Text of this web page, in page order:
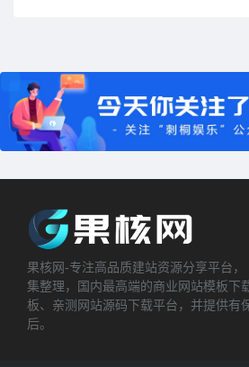
果核网-专注高品质建站资源分享平台
集整理，国内最高端的商业网站模板下
板、亲测网站源码下载平台，并提供有
后。